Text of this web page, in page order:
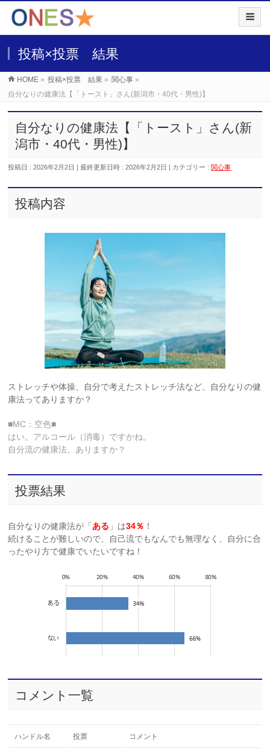
投稿×投票 結果
HOME » 投稿×投票 結果 » 関心事 »
自分なりの健康法【「トースト」さん(新潟市・40代・男性)】
自分なりの健康法【「トースト」さん(新
潟市・40代・男性)】
投稿日 : 2026年2月2日 最終更新日時 : 2026年2月2日 カテゴリー :関心事
投稿内容
ストレッチや体操、自分で考えたストレッチ法など、自分なりの健
康法ってありますか？
■MC：空色■
はい。アルコール（消毒）ですかね。
自分流の健康法、ありますか？
投票結果
自分なりの健康法が「 ある 」は34％ ！
続けることが難しいので、自己流でもなんでも無理なく、自分に合
ったやり方で健康でいたいですね！
コメント一覧
ハンドル名 投票 コメント